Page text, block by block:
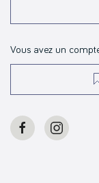
Vous avez un